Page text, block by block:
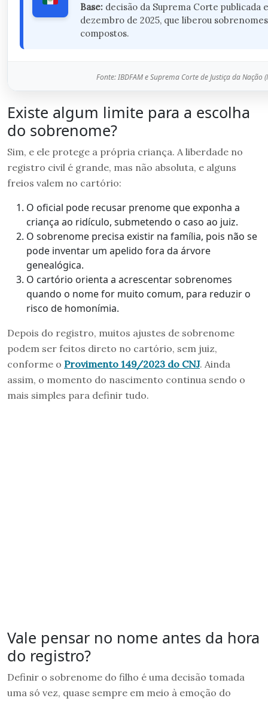
Base: decisão da Suprema Corte publicada
dezembro de 2025, que liberou sobrenomes
compostos.
Fonte: IBDFAM e Suprema Corte de Justiça da Nação
Existe algum limite para a escolha
do sobrenome?
Sim, e ele protege a própria criança. A liberdade no
registro civil é grande, mas não absoluta, e alguns
freios valem no cartório:
O oficial pode recusar prenome que exponha a
criança ao ridículo, submetendo o caso ao juiz.
O sobrenome precisa existir na família, pois não se
pode inventar um apelido fora da árvore
genealógica.
O cartório orienta a acrescentar sobrenomes
quando o nome for muito comum, para reduzir o
risco de homonímia.
Depois do registro, muitos ajustes de sobrenome
podem ser feitos direto no cartório, sem juiz,
conforme o Provimento 149/2023 do CNJ. Ainda
assim, o momento do nascimento continua sendo o
mais simples para definir tudo.
Vale pensar no nome antes da hora
do registro?
Definir o sobrenome do filho é uma decisão tomada
uma só vez, quase sempre em meio à emoção do